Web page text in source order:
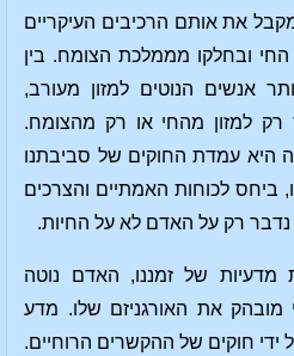
את אותם הרכיבים העיקריים
ובחלקו מממלכת הצומח. בין
אנשים הנוטים למזון מעורב,
רק למזון מהחי או רק מהצומח.
היא עמדת החוקים של סביבתנו
לכוחות האמתיים והצרכים
נדבר רק על האדם לא על החיות.
מדעיות של זמננו, האדם נוטה
מובהק את האורגניזם שלו. מדע
ידי חוקים של ההקשרים הרוחיים.